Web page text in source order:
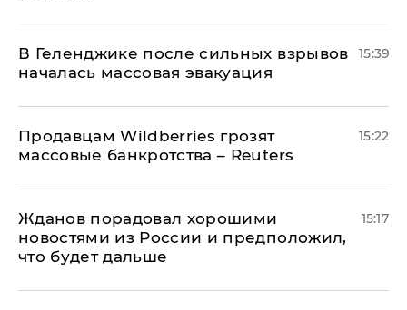
В Геленджике после сильных взрывов
началась массовая эвакуация
15:39
Продавцам Wildberries грозят
массовые банкротства – Reuters
15:22
Жданов порадовал хорошими
новостями из России и предположил,
что будет дальше
15:17